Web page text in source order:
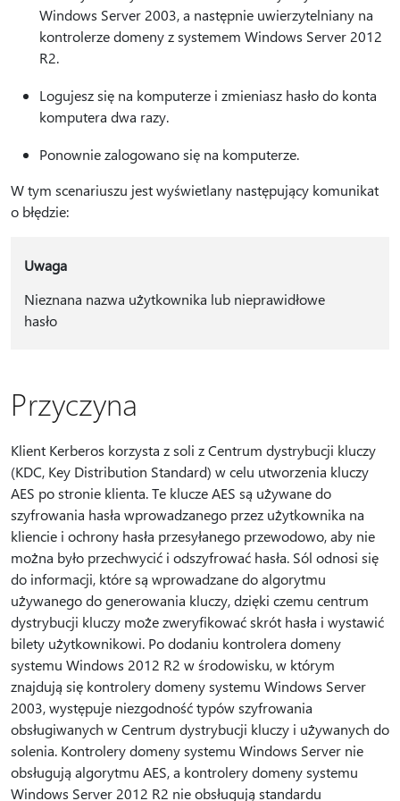
Windows Server 2003, a następnie uwierzytelniany na
kontrolerze domeny z systemem Windows Server 2012
R2.
Logujesz się na komputerze i zmieniasz hasło do konta
komputera dwa razy.
Ponownie zalogowano się na komputerze.
W tym scenariuszu jest wyświetlany następujący komunikat
o błędzie:
Uwaga
Nieznana nazwa użytkownika lub nieprawidłowe
hasło
Przyczyna
Klient Kerberos korzysta z soli z Centrum dystrybucji kluczy
(KDC, Key Distribution Standard) w celu utworzenia kluczy
AES po stronie klienta. Te klucze AES są używane do
szyfrowania hasła wprowadzanego przez użytkownika na
kliencie i ochrony hasła przesyłanego przewodowo, aby nie
można było przechwycić i odszyfrować hasła. Sól odnosi się
do informacji, które są wprowadzane do algorytmu
używanego do generowania kluczy, dzięki czemu centrum
dystrybucji kluczy może zweryfikować skrót hasła i wystawić
bilety użytkownikowi. Po dodaniu kontrolera domeny
systemu Windows 2012 R2 w środowisku, w którym
znajdują się kontrolery domeny systemu Windows Server
2003, występuje niezgodność typów szyfrowania
obsługiwanych w Centrum dystrybucji kluczy i używanych do
solenia. Kontrolery domeny systemu Windows Server nie
obsługują algorytmu AES, a kontrolery domeny systemu
Windows Server 2012 R2 nie obsługują standardu